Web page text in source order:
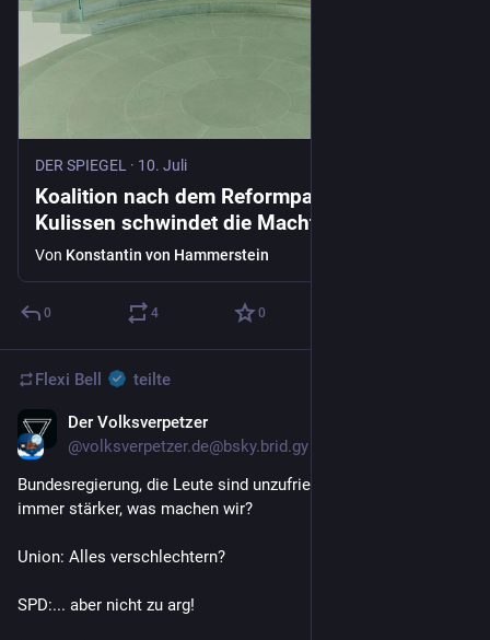
DER SPIEGEL · 10. Juli
Koalition nach dem Reformpaket: Hinter den
Kulissen schwindet die Macht des Kanzlers
Von Konstantin von Hammerstein
0 4 0
Flexi Bell teilte
Der Volksverpetzer
@volksverpetzer.de@bsky.brid.gy
Bundesregierung, die Leute sind unzufrieden, die AfD wird
immer stärker, was machen wir?
Union: Alles verschlechtern?
SPD:... aber nicht zu arg!